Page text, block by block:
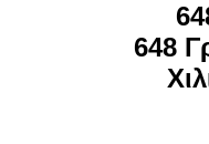
648